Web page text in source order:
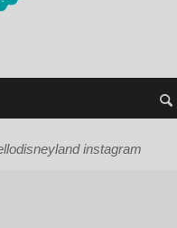
instagram